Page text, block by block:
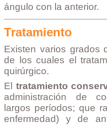
ángulo con la anterior.
Tratamiento
Existen varios grados
de los cuales el
quirúrgico.
El tratamiento
administración de
largos períodos; que
enfermedad) y de